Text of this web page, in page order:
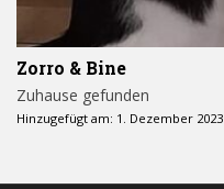
Zorro & Bine
Zuhause gefunden
Hinzugefügt am: 1. Dezember 2023